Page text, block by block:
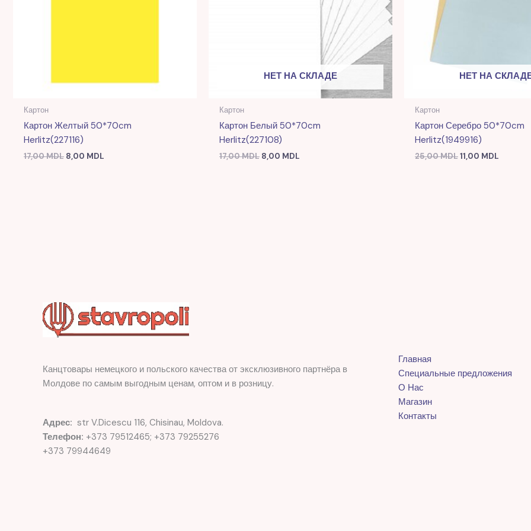
Картон
Картон Желтый 50*70cm
Herlitz(227116)
17,00MDL 8,00 MDL
НЕТ НА СКЛАДЕ
Картон
Картон Белый 50*70cm
Herlitz(227108)
17,00MDL 8,00 MDL
НЕТ НА
Картон
Картон Серебро 50*70cm
Herlitz(1949916)
25,00MDL11,00 MDL
Канцтовары немецкого и польского качества от эксклюзивного партнёра в
Молдове по самым выгодным ценам, оптом и в розницу.
Адрес: str V.Dicescu 116, Chisinau, Moldova.
Телефон: +373 79512465; +373 79255276
+373 79944649
Главная
Специальные предложения
О Нас
Магазин
Контакты